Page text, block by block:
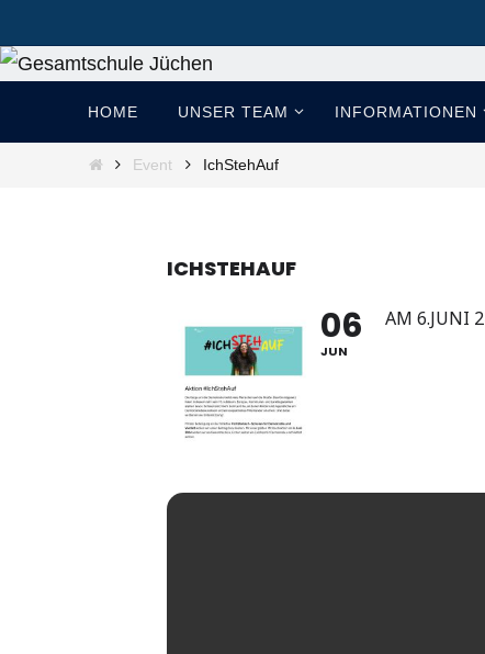
Inhalt
springen
springen
HOME UNSER TEAM INFORMATIONEN
StartEvent IchStehAuf
ICHSTEHAUF
06
JUN
AM 6.JUNI